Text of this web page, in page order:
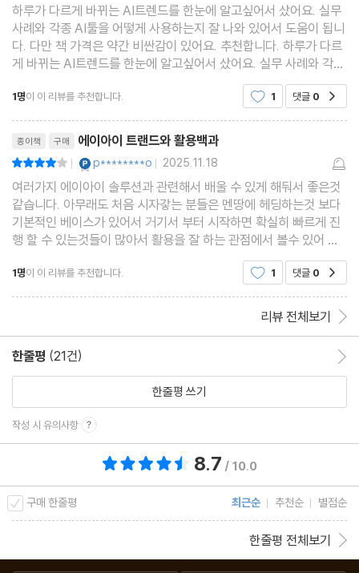
[Trend 8] AI 네이티브 조직의 시대가 열린다
AI 네이티브 조직의 AI 퍼스트 철학 | AI 네이티브 조직 진화의 3단
계: 도구에서 동반자로 | 새로운 경쟁의 룰, 인텔리전스 온 탭과 워크
차트 | 개인과 조직은 무엇을 준비해야 하나? | AI와 협업하는 3단
계 접근법 | AI 시대에도 변하지 않는 가치, 손맛의 중요성
[Trend 9] AI 주권 전쟁, 소버린 AI
지금, 우리는 왜 소버린 AI를 이야기하는가? | 데이터, 소버린 AI의
심장 | 데이터를 넘어 인프라와 국내 칩의 기회 | ‘데이터 밀어넣
기’의 한계와 한국의 가능성 | 정부의 전략적 추진 로드맵 | AI 3대
강국으로의 도약, 정부의 소버린 AI 전략 | 글로벌 파트너십과 전략
적 자율성의 균형
[Trend 10] AI 거버넌스, 규제와 혁신 사이의 균형
미국의 AI 전략 변화: ‘규제’에서 ‘혁신 가속’으로 | 의도 기반 책임
통한 ‘신뢰’ 구축 | 중국의 글로벌 AI 행동계획: 다자협력 vs 미국의
동맹 블록 | 한국 AI 거버넌스: ‘진흥’과 ‘규제’의 균형, ‘인간 중심’의
길
2장 다재다능 범용 AI 3종 마스터
챗GPT는 왜 대화에 좀더 적극적일까? | 챗GPT-5, 뭐가 좋아졌을
하루가 다르게 바뀌는 AI트렌드를 한눈에 알고싶어서 샀어요. 실무
사례와 각종 AI툴을 어떻게 사용하는지 잘 나와 있어서 도움이 됩니
다. 다만 책 가격은 약간 비싼감이 있어요. 추천합니다. 하루가 다르
게 바뀌는 AI트렌드를 한눈에 알고싶어서 샀어요. 실무 사례와 각종
AI툴을 어떻게 사용하는지 잘 나와 있어서 도움이 됩니다. 다만 책
가격은 약간 비싼감이 있어요. 추천합니다.
1명이 이 리뷰를 추천합니다. 1 댓글 0
종이책 구매 에이아이 트랜드와 활용백과
| p********o | 2025.11.18
여러가지 에이아이 솔루션과 관련해서 배울 수 있게 해둬서 좋은것
같습니다. 아무래도 처음 시자갛는 분들은 멘땅에 헤딩하는것 보다
기본적인 베이스가 있어서 거기서 부터 시작하면 확실히 빠르게 진
행 할 수 있는것들이 많아서 활용을 잘 하는 관점에서 볼수 있어 좋
1명이 이 리뷰를 추천합니다. 1 댓글 0
리뷰 전체보기
한줄평 (21건)
한줄평 쓰기
작성 시 유의사항
8.7 / 10.0
구매 한줄평 최근순 추천순 별점순
한줄평 전체보기